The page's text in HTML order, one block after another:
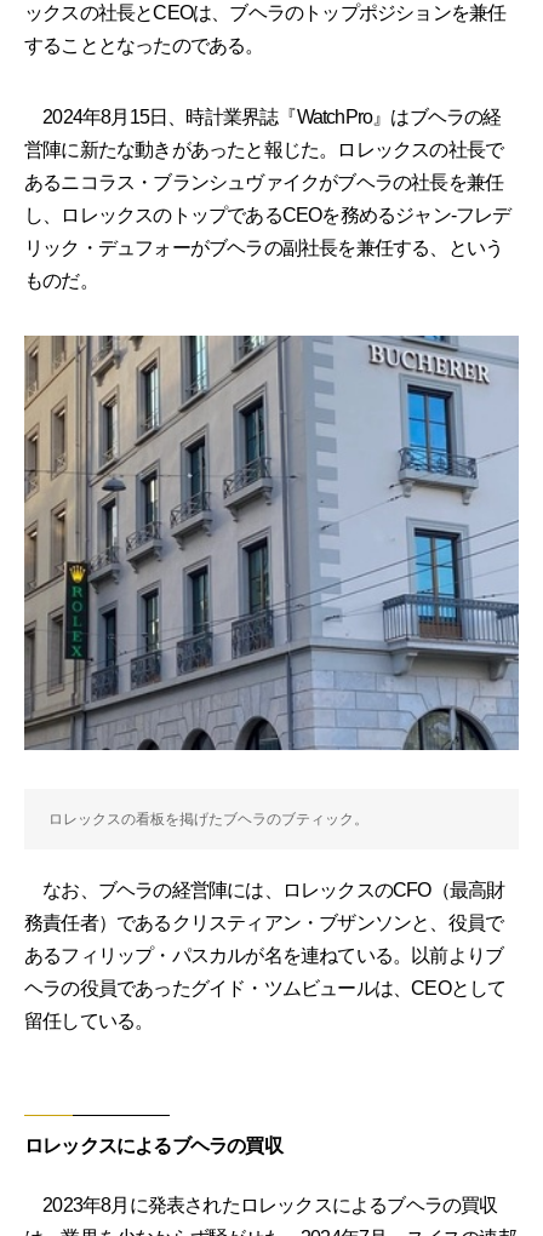
ックスの社長とCEOは、ブヘラのトップポジションを兼任
することとなったのである。
2024年8月15日、時計業界誌『WatchPro』はブヘラの経
営陣に新たな動きがあったと報じた。ロレックスの社長で
あるニコラス・ブランシュヴァイクがブヘラの社長を兼任
し、ロレックスのトップであるCEOを務めるジャン-フレデ
リック・デュフォーがブヘラの副社長を兼任する、という
ものだ。
ロレックスの看板を掲げたブヘラのブティック。
なお、ブヘラの経営陣には、ロレックスのCFO（最高財
務責任者）であるクリスティアン・ブザンソンと、役員で
あるフィリップ・パスカルが名を連ねている。以前よりブ
ヘラの役員であったグイド・ツムビュールは、CEOとして
留任している。
ロレックスによるブヘラの買収
2023年8月に発表されたロレックスによるブヘラの買収